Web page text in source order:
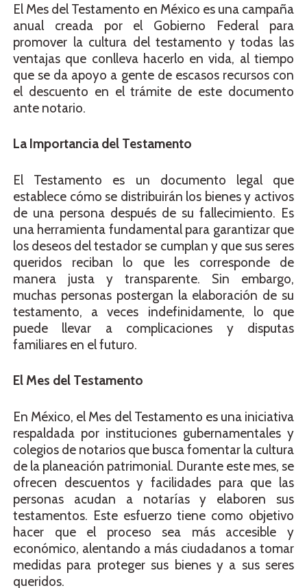
El Mes del Testamento en México es una campaña
anual creada por el Gobierno Federal para
promover la cultura del testamento y todas las
ventajas que conlleva hacerlo en vida, al tiempo
que se da apoyo a gente de escasos recursos con
el descuento en el trámite de este documento
ante notario.
La Importancia del Testamento
El Testamento es un documento legal que
establece cómo se distribuirán los bienes y activos
de una persona después de su fallecimiento. Es
una herramienta fundamental para garantizar que
los deseos del testador se cumplan y que sus seres
queridos reciban lo que les corresponde de
manera justa y transparente. Sin embargo,
muchas personas postergan la elaboración de su
testamento, a veces indefinidamente, lo que
puede llevar a complicaciones y disputas
familiares en el futuro.
El Mes del Testamento
En México, el Mes del Testamento es una iniciativa
respaldada por instituciones gubernamentales y
colegios de notarios que busca fomentar la cultura
de la planeación patrimonial. Durante este mes, se
ofrecen descuentos y facilidades para que las
personas acudan a notarías y elaboren sus
testamentos. Este esfuerzo tiene como objetivo
hacer que el proceso sea más accesible y
económico, alentando a más ciudadanos a tomar
medidas para proteger sus bienes y a sus seres
queridos.